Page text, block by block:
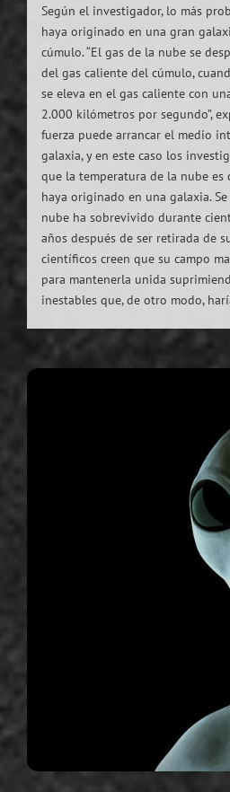
Según el investigador, lo más
haya originado en una gran
cúmulo. “El gas de la nube se
del gas caliente del cúmulo,
se eleva en el gas caliente con
2.000 kilómetros por segundo”,
fuerza puede arrancar el medio
galaxia, y en este caso los
que la temperatura de la nube es
haya originado en una galaxia.
nube ha sobrevivido durante
años después de ser retirada de
científicos creen que su campo
para mantenerla unida
inestables que, de otro modo,